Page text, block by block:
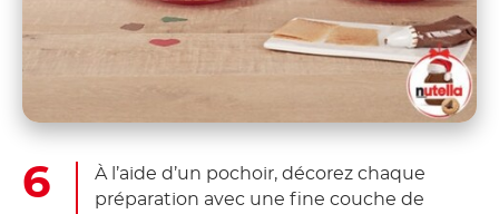
À l’aide d’un pochoir, décorez chaque
préparation avec une fine couche de